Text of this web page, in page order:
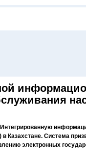
Казахстане. Система
электронных